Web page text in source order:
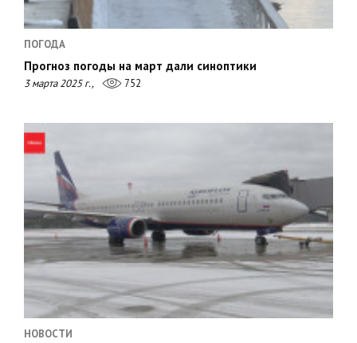
ПОГОДА
Прогноз погоды на март дали синоптики
3 марта 2025 г., 752
НОВОСТИ